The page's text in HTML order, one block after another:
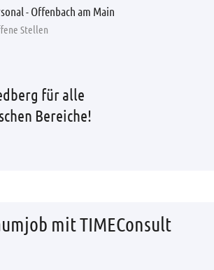
- Offenbach am Main
Stellen
für alle
Bereiche!
mit TIMEConsult